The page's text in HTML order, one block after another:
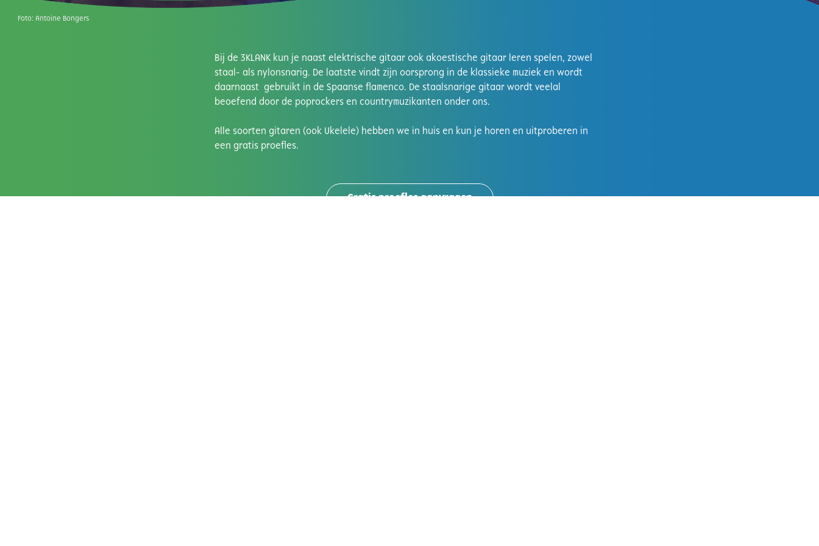
Foto: Antoine Bongers
Bij de 3KLANK kun je naast elektrische gitaar ook akoestische gitaar leren spelen, zowel
staal- als nylonsnarig. De laatste vindt zijn oorsprong in de klassieke muziek en wordt
daarnaast gebruikt in de Spaanse flamenco. De staalsnarige gitaar wordt veelal
beoefend door de poprockers en countrymuzikanten onder ons.
Alle soorten gitaren (ook Ukelele) hebben we in huis en kun je horen en uitproberen in
een gratis proefles.
Gratis proefles aanvragen